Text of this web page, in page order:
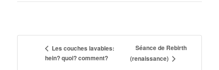
Les couches lavables:
hein? quoi? comment?
Séance de Rebirth
(renaissance)